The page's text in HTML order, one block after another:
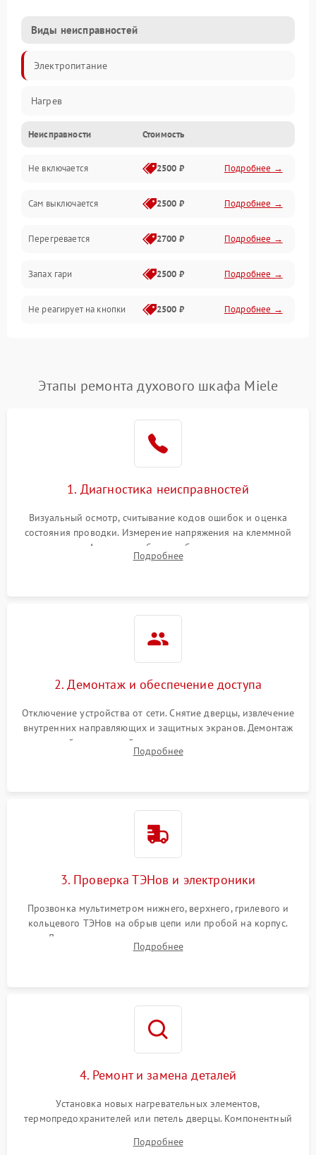
Виды неисправностей
Электропитание
Нагрев
Неисправности Стоимость
Не включается 2500 ₽ Подробнее →
Сам выключается 2500 ₽ Подробнее →
Перегревается 2700 ₽ Подробнее →
Запах гари 2500 ₽ Подробнее →
Не реагирует на кнопки 2500 ₽ Подробнее →
Этапы ремонта духового шкафа Miele
1. Диагностика неисправностей
Визуальный осмотр, считывание кодов ошибок и оценка
состояния проводки. Измерение напряжения на клеммной
колодке. Анализ жалоб на проблемы с нагревом,
конвекцией, панелью управления или блокировкой дверцы.
Подробнее
2. Демонтаж и обеспечение доступа
Отключение устройства от сети. Снятие дверцы, извлечение
внутренних направляющих и защитных экранов. Демонтаж
задней или верхней панели для прямого доступа к
нагревательным элементам, плате и вентиляторам.
Подробнее
3. Проверка ТЭНов и электроники
Прозвонка мультиметром нижнего, верхнего, грилевого и
кольцевого ТЭНов на обрыв цепи или пробой на корпус.
Диагностика термостата, датчиков температуры,
переключателя режимов и мотора конвекции.
Подробнее
4. Ремонт и замена деталей
Установка новых нагревательных элементов,
термопредохранителей или петель дверцы. Компонентный
выгоревших реле, восстановление контактов и замена
Подробнее